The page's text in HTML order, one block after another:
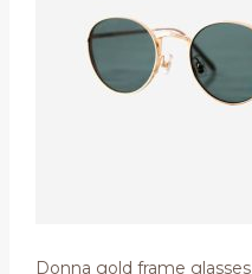
Donna gold frame glasses